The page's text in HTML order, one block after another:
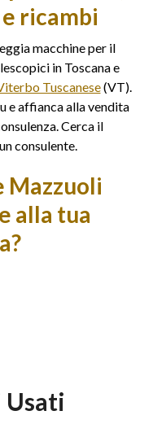
ricambi
macchine per il
in Toscana e
Tuscanese(VT).
e affianca alla vendita
Cerca il
consulente.
Mazzuoli
alla tua